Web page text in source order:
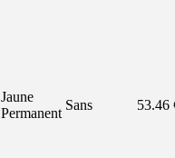
Jaune
Permanent
Sans 53.46